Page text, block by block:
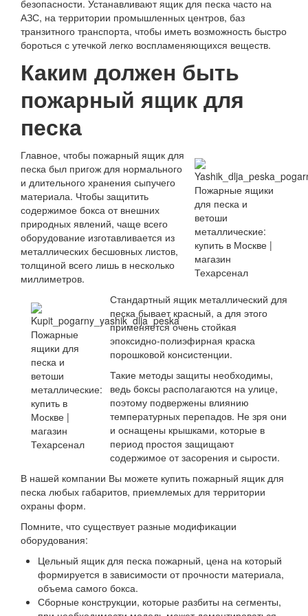
безопасности. Устанавливают ящик для песка часто на
АЗС, на территории промышленных центров, баз
транзитного транспорта, чтобы иметь возможность быстро
бороться с утечкой легко воспламеняющихся веществ.
Каким должен быть
пожарный ящик для
песка
Главное, чтобы пожарный ящик для
песка был пригож для нормального
и длительного хранения сыпучего
материала. Чтобы защитить
содержимое бокса от внешних
природных явлений, чаще всего
оборудование изготавливается из
металлических бесшовных листов,
толщиной всего лишь в несколько
миллиметров.
Стандартный ящик металлический для
песка бывает красный, а для этого
применяется очень стойкая
эпоксидно-полиэфирная краска
порошковой консистенции.
Такие методы защиты необходимы,
ведь боксы располагаются на улице,
поэтому подвержены влиянию
температурных перепадов. Не зря они
и оснащены крышками, которые в
период простоя защищают
содержимое от засорения и сырости.
В нашей компании Вы можете купить пожарный ящик для
песка любых габаритов, приемлемых для территории
охраны форм.
Помните, что существует разные модификации
оборудования:
Цельный ящик для песка пожарный, цена на который
формируется в зависимости от прочности материала,
объема самого бокса.
Сборные конструкции, которые разбиты на сегменты,